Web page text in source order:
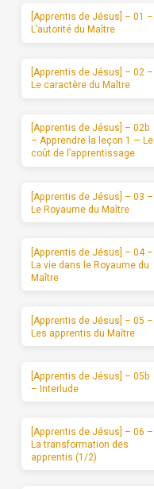
[Apprentis de Jésus] – 01 –
L’autorité du Maître
[Apprentis de Jésus] – 02 –
Le caractère du Maître
[Apprentis de Jésus] – 02b
– Apprendre la leçon 1 — Le
coût de l’apprentissage
[Apprentis de Jésus] – 03 –
Le Royaume du Maître
[Apprentis de Jésus] – 04 –
La vie dans le Royaume du
Maître
[Apprentis de Jésus] – 05 –
Les apprentis du Maître
[Apprentis de Jésus] – 05b
– Interlude
[Apprentis de Jésus] – 06 –
La transformation des
apprentis (1/2)